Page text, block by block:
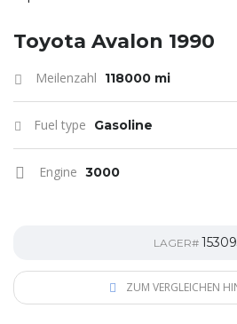
Toyota Avalon 1990
Meilenzahl 118000 mi
Fuel type Gasoline
Engine 3000
LAGER#
ZUM VERGLEICHEN